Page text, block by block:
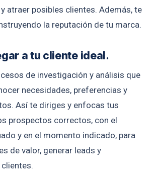
atraer posibles clientes. Además, te
la reputación de tu marca.
a tu cliente ideal.
de investigación y análisis que
necesidades, preferencias y
Así te diriges y enfocas tus
prospectos correctos, con el
y en el momento indicado, para
de valor, generar leads y